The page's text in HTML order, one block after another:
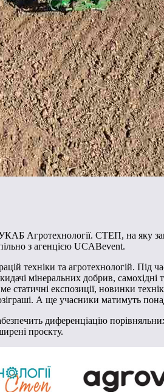
Агротехнології. СТЕП, на яку
з агенцією UCABevent.
техніки та агротехнологій. Під
мінеральних добрив, самохідні
статичні експозиції, новинки
А ще учасники матимуть
диференціацію
проєкту.